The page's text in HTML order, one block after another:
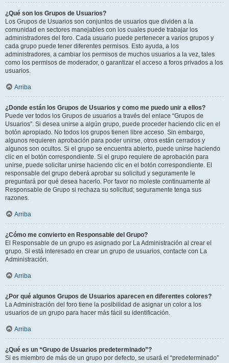
¿Qué son los Grupos de Usuarios?
Los Grupos de Usuarios son conjuntos de usuarios que dividen a la
comunidad en sectores manejables con los cuales puede trabajar los
administradores del foro. Cada usuario puede pertenecer a varios grupos y
cada grupo puede tener diferentes permisos. Esto ayuda, a los
administradores, a cambiar los permisos de muchos usuarios a la vez, tales
como los permisos de moderador, o garantizar el acceso a foros privados a los
usuarios.
Arriba
¿Donde están los Grupos de Usuarios y como me puedo unir a ellos?
Puede ver todos los Grupos de usuarios a través del enlace “Grupos de
Usuarios”. Si desea unirse a algún grupo, puede proceder haciendo clic en el
botón apropiado. No todos los grupos tienen libre acceso. Sin embargo,
algunos requieren aprobación para poder unirse, otros están cerrados y
algunos son ocultos. Si el grupo se encuentra abierto, puede unirse haciendo
clic en el botón correspondiente. Si el grupo requiere de aprobación para
unirse, puede solicitar unirse haciendo clic en el botón correspondiente. El
responsable del grupo deberá aprobar su solicitud y seguramente le
preguntará por qué desea hacerlo. Por favor no moleste continuamente al
Responsable de Grupo si rechaza su solicitud; seguramente tenga sus
razones.
Arriba
¿Cómo me convierto en Responsable del Grupo?
El Responsable de un grupo es asignado por La Administración al crear el
grupo. Si está interesado en crear un grupo de usuarios, contacte con La
Administración.
Arriba
¿Por qué algunos Grupos de Usuarios aparecen en diferentes colores?
La Administración del foro tiene la posibilidad de asignar un color a los
usuarios de un grupo para hacer más fácil su identificación.
Arriba
¿Qué es un “Grupo de Usuarios predeterminado”?
Si es miembro de más de un grupo por defecto, se usará el “predeterminado”